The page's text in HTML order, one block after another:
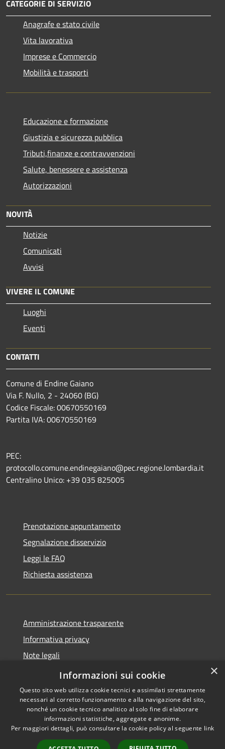
CATEGORIE DI SERVIZIO
Anagrafe e stato civile
Vita lavorativa
Imprese e Commercio
Mobilità e trasporti
Educazione e formazione
Giustizia e sicurezza pubblica
Tributi,finanze e contravvenzioni
Salute, benessere e assistenza
Autorizzazioni
NOVITÀ
Notizie
Comunicati
Avvisi
VIVERE IL COMUNE
Luoghi
Eventi
CONTATTI
Comune di Endine Gaiano
Via F. Nullo, 2 - 24060 (BG)
Codice Fiscale: 00670550169
Partita IVA: 00670550169
PEC:
protocollo.comune.endinegaiano@pec.regione.lombardia.it
Centralino Unico: +39 035 825005
Prenotazione appuntamento
Segnalazione disservizio
Leggi le FAQ
Richiesta assistenza
Amministrazione trasparente
Informativa privacy
Note legali
Dichiarazione di accessibilità
Accessibilità
Copyright © 2026 • Comune di
Endine Gaiano • Powered by
Municipium• Accesso
×
Informazioni sui cookie
Questo sito web utilizza cookie tecnici e assimilati strettamente
necessari al corretto funzionamento e alla navigazione del sito,
nonché un cookie tecnico analitico al solo fine di elaborare
informazioni statistiche, aggregate e anonime.
Per maggiori dettagli, può consultare la cookie policy al seguente link